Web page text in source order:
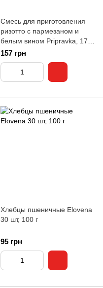
Смесь для приготовления
ризотто с пармезаном и
белым вином Pripravka, 170
г157 грн
Хлебцы пшеничные Elovena
30 шт, 100 г
95 грн